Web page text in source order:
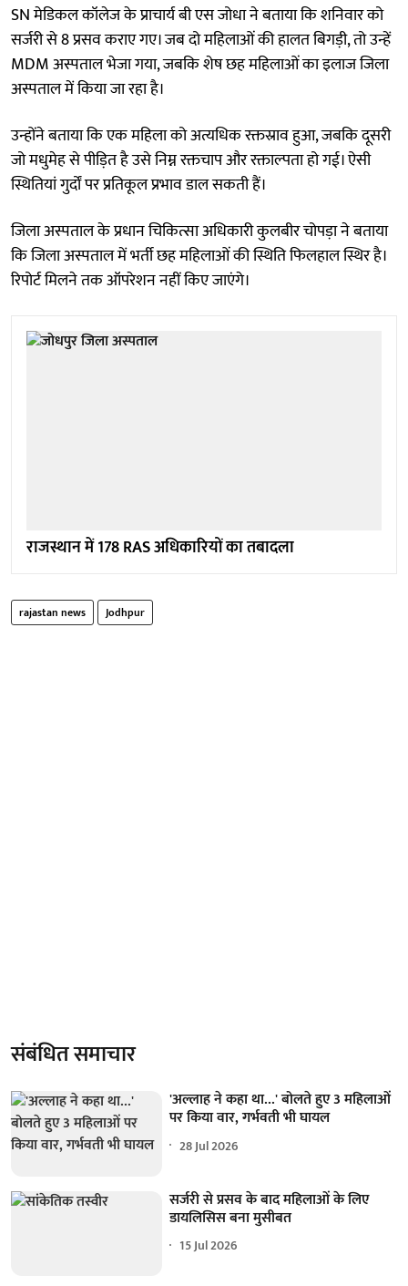
SN मेडिकल कॉलेज के प्राचार्य बी एस जोधा ने बताया कि शनिवार को
सर्जरी से 8 प्रसव कराए गए। जब दो महिलाओं की हालत बिगड़ी, तो उन्हें
MDM अस्पताल भेजा गया, जबकि शेष छह महिलाओं का इलाज जिला
अस्पताल में किया जा रहा है।
उन्होंने बताया कि एक महिला को अत्यधिक रक्तस्राव हुआ, जबकि दूसरी
जो मधुमेह से पीड़ित है उसे निम्न रक्तचाप और रक्ताल्पता हो गई। ऐसी
स्थितियां गुर्दों पर प्रतिकूल प्रभाव डाल सकती हैं।
जिला अस्पताल के प्रधान चिकित्सा अधिकारी कुलबीर चोपड़ा ने बताया
कि जिला अस्पताल में भर्ती छह महिलाओं की स्थिति फिलहाल स्थिर है।
रिपोर्ट मिलने तक ऑपरेशन नहीं किए जाएंगे।
राजस्थान में 178 RAS अधिकारियों का तबादला
rajastan news Jodhpur
संबंधित समाचार
'अल्लाह ने कहा था...' बोलते हुए 3 महिलाओं
पर किया वार, गर्भवती भी घायल
28 Jul 2026
सर्जरी से प्रसव के बाद महिलाओं के लिए
डायलिसिस बना मुसीबत
15 Jul 2026